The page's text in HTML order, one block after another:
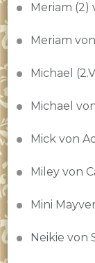
Meriam (2)
Meriam
Michael
Michael
Mick von
Miley von
Mini
Neikie von